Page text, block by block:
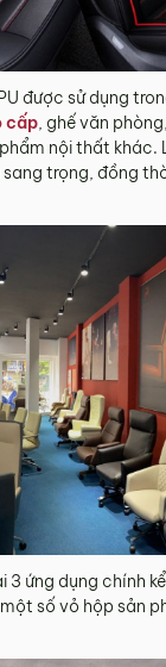
được sử dụng
cấp, ghế văn
nội thất khác.
trọng, đồng
3 ứng dụng chính
số vỏ hộp sản